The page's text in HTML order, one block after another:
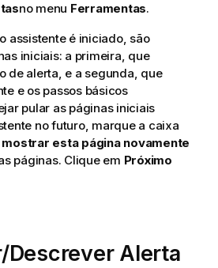
no menu Ferramentas.
assistente é iniciado, são
iniciais: a primeira, que
de alerta, e a segunda, que
e os passos básicos
pular as páginas iniciais
no futuro, marque a caixa
mostrar esta página novamente
páginas. Clique em Próximo
Descrever Alerta